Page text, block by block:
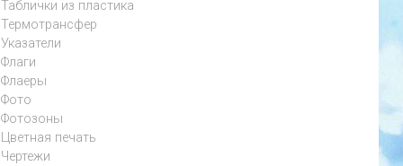
Таблички из пластика
Термотрансфер
Указатели
Флаги
Флаеры
Фото
Фотозоны
Цветная печать
Чертежи